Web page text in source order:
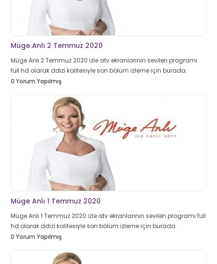
Müge Anlı 2 Temmuz 2020
Müge Anlı 2 Temmuz 2020 izle atv ekranlarının sevilen programı
full hd olarak ddizi kalitesiyle son bölüm izleme için burada.
0 Yorum Yapılmış
Müge Anlı 1 Temmuz 2020
Müge Anlı 1 Temmuz 2020 izle atv ekranlarının sevilen programı full
hd olarak ddizi kalitesiyle son bölüm izleme için burada.
0 Yorum Yapılmış